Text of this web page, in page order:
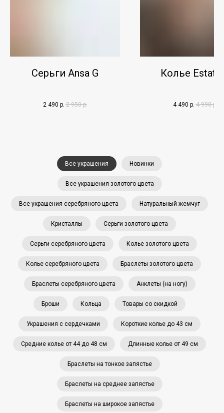
Серьги Ansa G
2 490 р. 2 950 р.
Колье Estate
4 490 р. 4 990 р.
Все украшения Новинки
Все украшения золотого цвета
Все украшения серебряного цвета Натуральный жемчуг
Кристаллы Серьги золотого цвета
Серьги серебряного цвета Колье золотого цвета
Колье серебряного цвета Браслеты золотого цвета
Браслеты серебряного цвета Анклеты (на ногу)
Броши Кольца Товары со скидкой
Украшения с сердечками Короткие колье до 43 см
Средние колье от 44 до 48 см Длинные колье от 49 см
Браслеты на тонкое запястье
Браслеты на среднее запястье
Браслеты на широкое запястье